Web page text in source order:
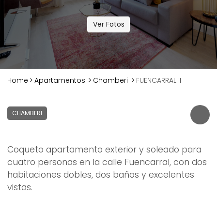
Ver Fotos
Home > Apartamentos > Chamberi > FUENCARRAL II
CHAMBERI
Coqueto apartamento exterior y soleado para
cuatro personas en la calle Fuencarral, con dos
habitaciones dobles, dos baños y excelentes
vistas.